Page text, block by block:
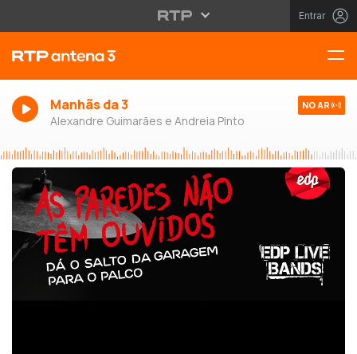
Entrar
Manhãs da 3
Alexandre Guimarães e Andreia Pinto
NO AR